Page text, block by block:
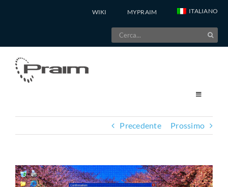
WIKI MYPRAIM ITALIANO
Cerca
per:
Precedente Prossimo
Ingrandisci